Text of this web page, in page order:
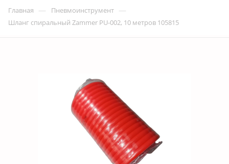
Главная — Пневмоинструмент —
Шланг спиральный Zammer PU-002, 10 метров 105815